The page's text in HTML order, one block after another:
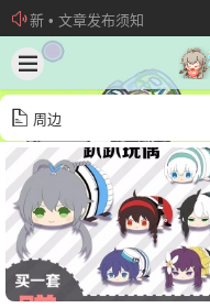
新 • 文章发布须知
欢迎加入“VOCALOID洛天依
加入本站管理团队
周边